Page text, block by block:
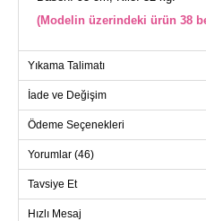
(Modelin üzerindeki ürün 38
(CM)
Beden
38
42
Yıkama Talimatı
İade ve Değişim
Ödeme Seçenekleri
Yorumlar (46)
Tavsiye Et
Hızlı Mesaj